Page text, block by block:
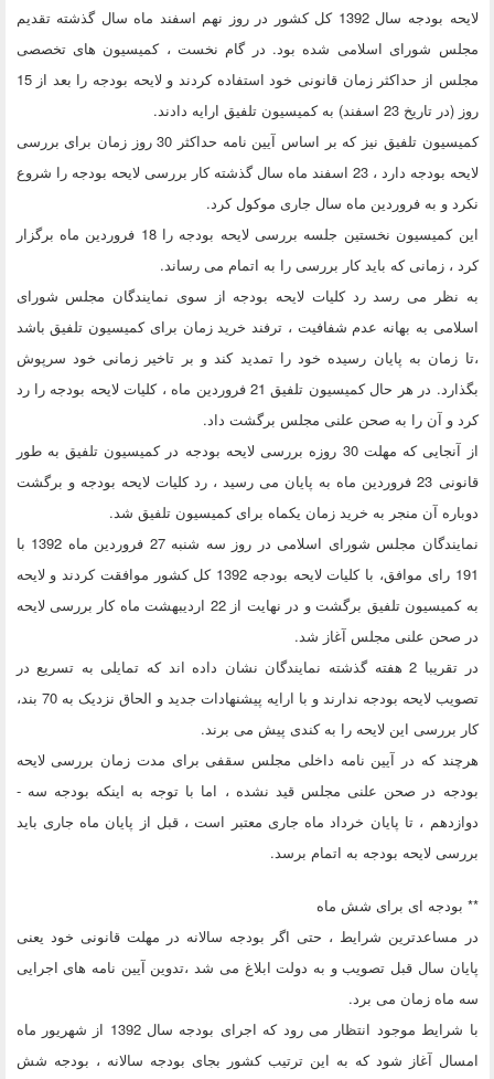
لایحه بودجه سال 1392 کل کشور در روز نهم اسفند ماه سال گذشته تقدیم
مجلس شورای اسلامی شده بود. در گام نخست ، کمیسیون های تخصصی
مجلس از حداکثر زمان قانونی خود استفاده کردند و لایحه بودجه را بعد از 15
روز (در تاریخ 23 اسفند) به کمیسیون تلفیق ارایه دادند.
کمیسیون تلفیق نیز که بر اساس آیین نامه حداکثر 30 روز زمان برای بررسی
لایحه بودجه دارد ، 23 اسفند ماه سال گذشته کار بررسی لایحه بودجه را شروع
نکرد و به فروردین ماه سال جاری موکول کرد.
این کمیسیون نخستین جلسه بررسی لایحه بودجه را 18 فروردین ماه برگزار
کرد ، زمانی که باید کار بررسی را به اتمام می رساند.
به نظر می رسد رد کلیات لایحه بودجه از سوی نمایندگان مجلس شورای
اسلامی به بهانه عدم شفافیت ، ترفند خرید زمان برای کمیسیون تلفیق باشد
،تا زمان به پایان رسیده خود را تمدید کند و بر تاخیر زمانی خود سرپوش
بگذارد. در هر حال کمیسیون تلفیق 21 فروردین ماه ، کلیات لایحه بودجه را رد
کرد و آن را به صحن علنی مجلس برگشت داد.
از آنجایی که مهلت 30 روزه بررسی لایحه بودجه در کمیسیون تلفیق به طور
قانونی 23 فروردین ماه به پایان می رسید ، رد کلیات لایحه بودجه و برگشت
دوباره آن منجر به خرید زمان یکماه برای کمیسیون تلفیق شد.
نمایندگان مجلس شورای اسلامی در روز سه شنبه 27 فروردین ماه 1392 با
191 رای موافق، با کلیات لایحه بودجه 1392 کل کشور موافقت کردند و لایحه
به کمیسیون تلفیق برگشت و در نهایت از 22 اردیبهشت ماه کار بررسی لایحه
در صحن علنی مجلس آغاز شد.
در تقریبا 2 هفته گذشته نمایندگان نشان داده اند که تمایلی به تسریع در
تصویب لایحه بودجه ندارند و با ارایه پیشنهادات جدید و الحاق نزدیک به 70 بند،
کار بررسی این لایحه را به کندی پیش می برند.
هرچند که در آیین نامه داخلی مجلس سقفی برای مدت زمان بررسی لایحه
بودجه در صحن علنی مجلس قید نشده ، اما با توجه به اینکه بودجه سه -
دوازدهم ، تا پایان خرداد ماه جاری معتبر است ، قبل از پایان ماه جاری باید
بررسی لایحه بودجه به اتمام برسد.
** بودجه ای برای شش ماه
در مساعدترین شرایط ، حتی اگر بودجه سالانه در مهلت قانونی خود یعنی
پایان سال قبل تصویب و به دولت ابلاغ می شد ،تدوین آیین نامه های اجرایی
سه ماه زمان می برد.
با شرایط موجود انتظار می رود که اجرای بودجه سال 1392 از شهریور ماه
امسال آغاز شود که به این ترتیب کشور بجای بودجه سالانه ، بودجه شش